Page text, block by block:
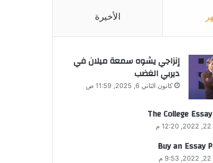
الأخيرة
إنزاجي يشوه سمعة ميلان في
ديربي الغضب
كانون الثاني 6, 2025, 11:59 ص
The College
Buy an Essay